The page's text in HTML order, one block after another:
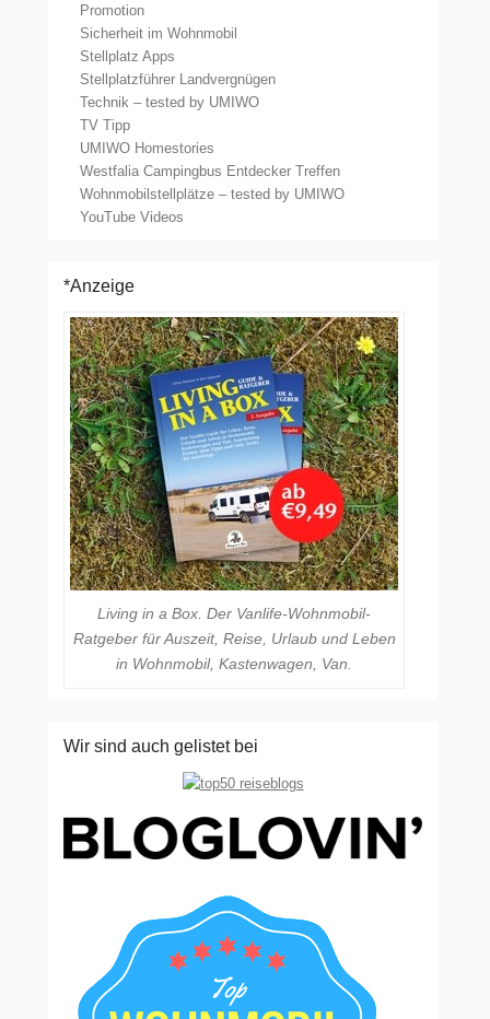
Promotion
Sicherheit im Wohnmobil
Stellplatz Apps
Stellplatzführer Landvergnügen
Technik – tested by UMIWO
TV Tipp
UMIWO Homestories
Westfalia Campingbus Entdecker Treffen
Wohnmobilstellplätze – tested by UMIWO
YouTube Videos
*Anzeige
Living in a Box. Der Vanlife-Wohnmobil-
Ratgeber für Auszeit, Reise, Urlaub und Leben
in Wohnmobil, Kastenwagen, Van.
Wir sind auch gelistet bei